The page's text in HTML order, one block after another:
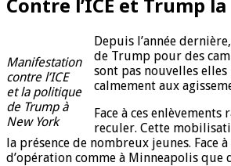
Manifestation
contre l’ICE
et la politique
de Trump à
New York
Depuis l’année
de Trump pour des
sont pas nouvelles elles
calmement aux
Face à ces
reculer. Cette
la présence de nombreux jeunes.
d’opération comme à Minneapolis que